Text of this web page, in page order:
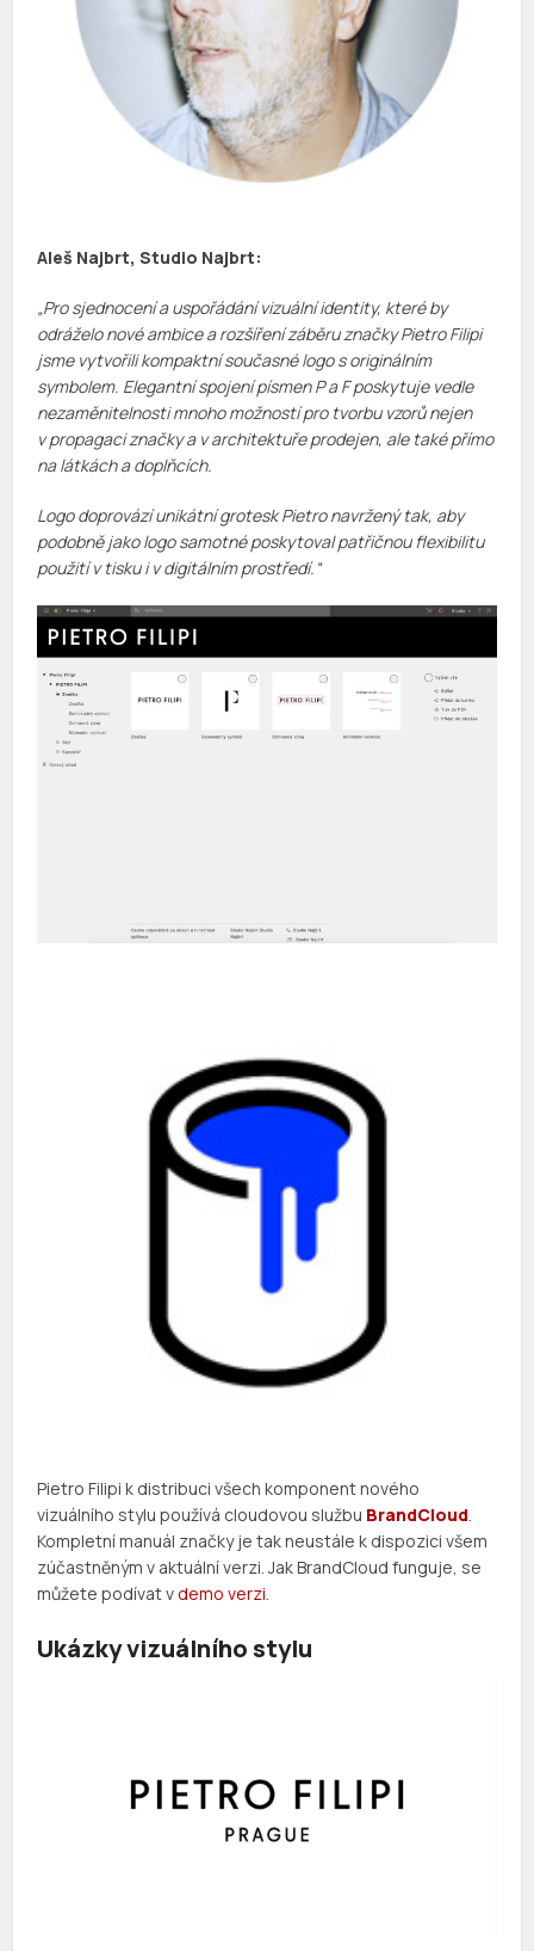
Aleš Najbrt, Studio Najbrt:
„Pro sjednocení a uspořádání vizuální identity, které by
odráželo nové ambice a rozšíření záběru značky Pietro Filipi
jsme vytvořili kompaktní současné logo s originálním
symbolem. Elegantní spojení písmen P a F poskytuje vedle
nezaměnitelnosti mnoho možností pro tvorbu vzorů nejen
v propagaci značky a v architektuře prodejen, ale také přímo
na látkách a doplňcích.
Logo doprovází unikátní grotesk Pietro navržený tak, aby
podobně jako logo samotné poskytoval patřičnou flexibilitu
použití v tisku i v digitálním prostředí. “
Pietro Filipi k distribuci všech komponent nového
vizuálního stylu používá cloudovou službu BrandCloud
Kompletní manuál značky je tak neustále k dispozici všem
zúčastněným v aktuální verzi. Jak BrandCloud funguje, se
můžete podívat vdemo verzi
Ukázky vizuálního stylu